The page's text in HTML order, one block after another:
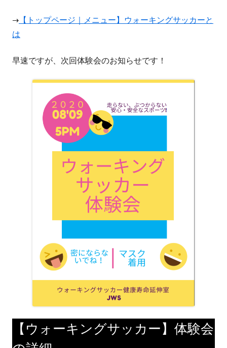
→ 【トップページ｜メニュー】ウォーキングサッカーと
は
早速ですが、次回体験会のお知らせです！
【ウォーキングサッカー】体験会